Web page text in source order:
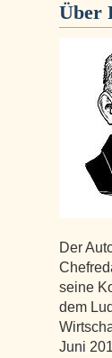
Über
Der
seine
dem
Juni